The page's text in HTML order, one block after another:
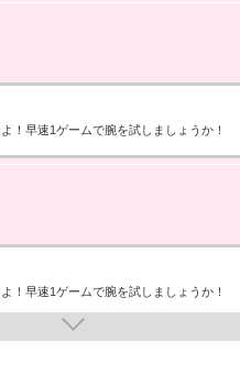
！早速1ゲームで腕を試しましょうか！
！早速1ゲームで腕を試しましょうか！